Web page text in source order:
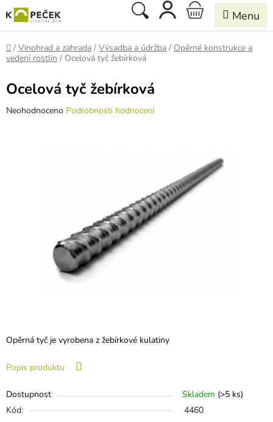
na
obsah
Hledat
NÁKUPNÍ
KOŠÍK
Domů
/ Vinohrad a zahrada / Výsadba a údržba / Opěrné konstrukce a
vedení rostlin / Ocelová tyč žebírková
Opěrná tyč je vyrobena z žebírkové kulatiny
Popis produktu
Dostupnost Skladem (>5 ks)
Kód:
4460
Ocelová tyč žebírková
Průměrné
Neohodnoceno Podrobnosti hodnocení